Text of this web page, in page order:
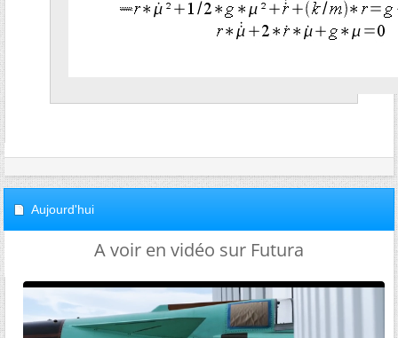
Aujourd'hui
A voir en vidéo sur Futura